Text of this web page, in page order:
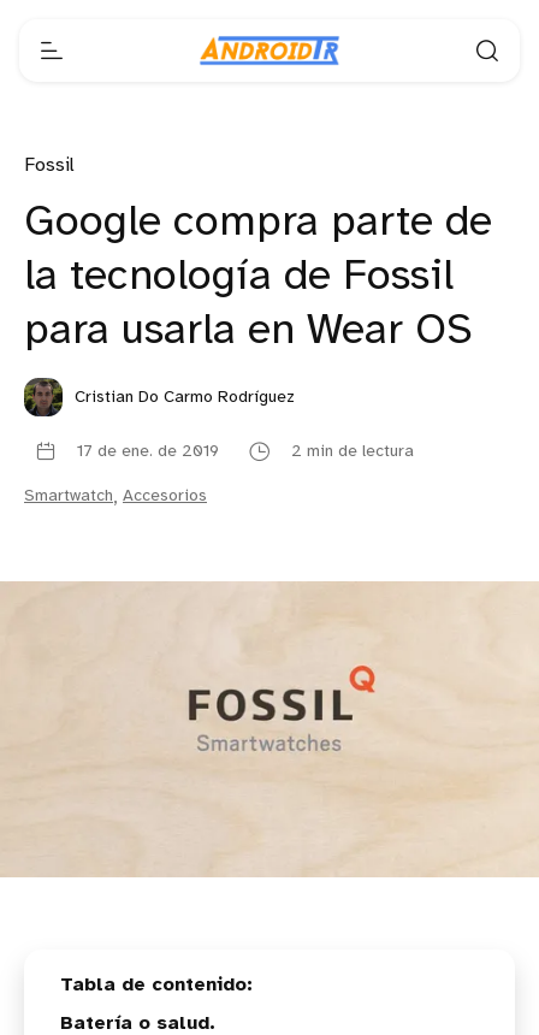
Fossil
Google compra parte de
la tecnología de Fossil
para usarla en Wear OS
Cristian Do Carmo Rodríguez
17 de ene. de 2019 2 min de lectura
Smartwatch, Accesorios
Batería o salud.